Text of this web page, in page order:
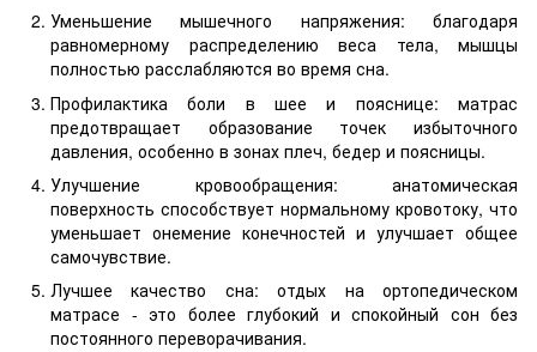
Уменьшение мышечного напряжения: благодаря
равномерному распределению веса тела, мышцы
полностью расслабляются во время сна.
Профилактика боли в шее и пояснице: матрас
предотвращает образование точек избыточного
давления, особенно в зонах плеч, бедер и поясницы.
Улучшение кровообращения: анатомическая
поверхность способствует нормальному кровотоку, что
уменьшает онемение конечностей и улучшает общее
самочувствие.
Лучшее качество сна: отдых на ортопедическом
матрасе - это более глубокий и спокойный сон без
постоянного переворачивания.